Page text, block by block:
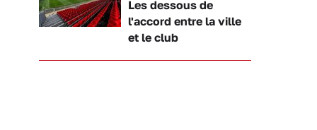
Les dessous de
l'accord entre la ville
et le club